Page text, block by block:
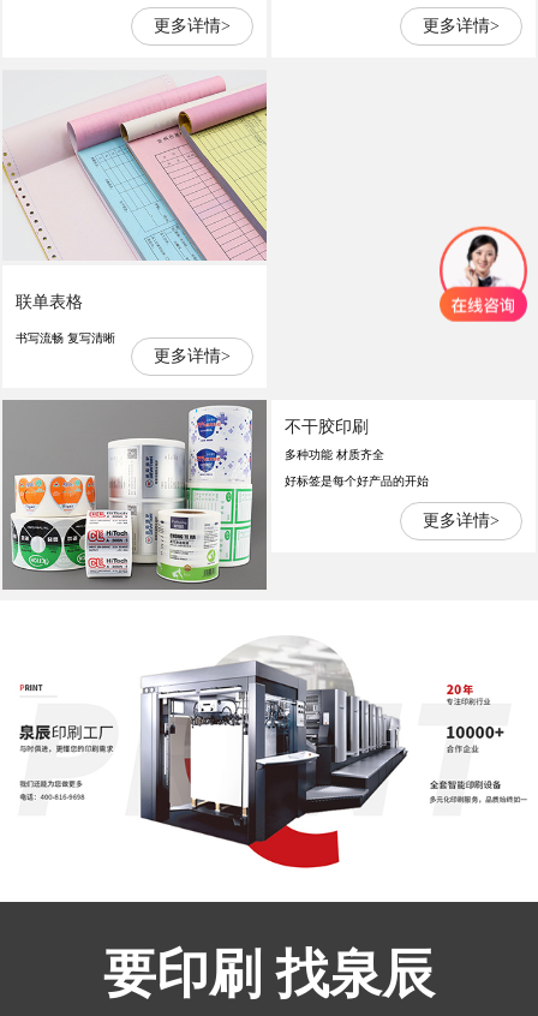
更多详情> 更多详情>
联单表格
书写流畅 复写清晰
更多详情>
不干胶印刷
多种功能 材质齐全
好标签是每个好产品的开始
更多详情>
要印刷 找泉辰